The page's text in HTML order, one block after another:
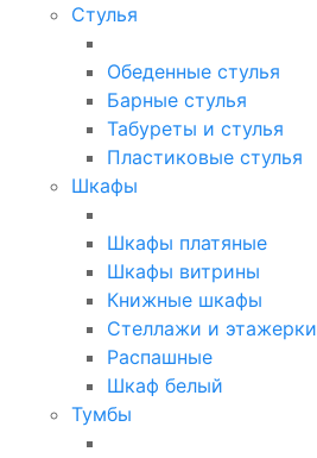
Стулья
Обеденные стулья
Барные стулья
Табуреты и стулья
Пластиковые стулья
Шкафы
Шкафы платяные
Шкафы витрины
Книжные шкафы
Стеллажи и этажерки
Распашные
Шкаф белый
Тумбы